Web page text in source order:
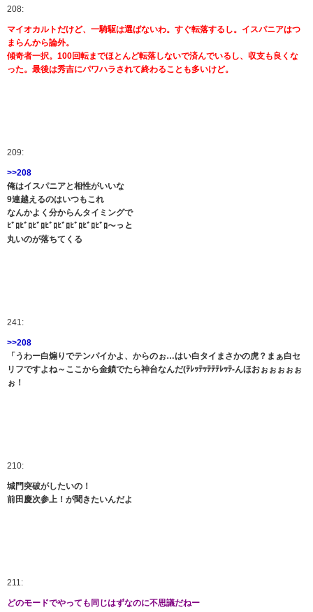
208:
マイオカルトだけど、一騎駆は選ばないわ。すぐ転落するし。イスパニアはつ
まらんから論外。
傾奇者一択。100回転までほとんど転落しないで済んでいるし、収支も良くな
った。最後は秀吉にパワハラされて終わることも多いけど。
209:
>>208
俺はイスパニアと相性がいいな
9連越えるのはいつもこれ
なんかよく分からんタイミングで
ﾋﾞﾛﾋﾞﾛﾋﾞﾛﾋﾞﾛﾋﾞﾛﾋﾞﾛﾋﾞﾛﾋﾞﾛ～っと
丸いのが落ちてくる
241:
>>208
「うわー白煽りでテンパイかよ、からのぉ…はい白タイまさかの虎？まぁ白セ
リフですよね～ここから金鎖でたら神台なんだ(ﾃﾚｯﾃｯﾃﾃﾃﾚｯﾃ-んほおぉぉぉぉぉ
ぉ！
210:
城門突破がしたいの！
前田慶次参上！が聞きたいんだよ
211:
どのモードでやっても同じはずなのに不思議だねー